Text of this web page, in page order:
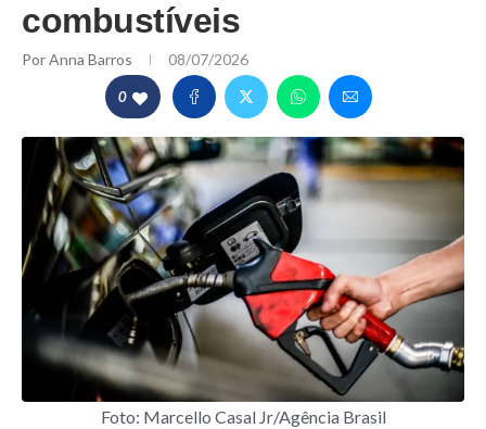
combustíveis
PorAnna Barros 08/07/2026
0
Foto: Marcello Casal Jr/Agência Brasil